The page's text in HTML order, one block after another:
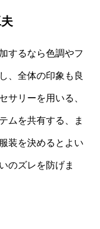
するなら色調やフ
、全体の印象も良
サリーを用いる、
ムを共有する、ま
装を決めるとよい
のズレを防げま